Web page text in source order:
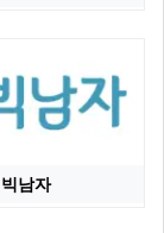
빅남자